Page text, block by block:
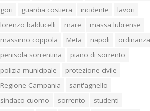
gori
guardia costiera incidente
lavori
lorenzo balducelli
mare
massa lubrense
massimo coppola
Meta napoli
ordinanza
penisola sorrentina
piano di sorrento
polizia municipale
protezione civile
Regione Campania
sant'agnello
sindaco cuomo
sorrento
studenti